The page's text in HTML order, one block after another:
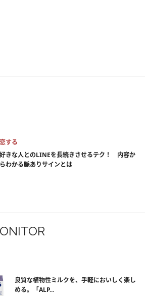
恋する
好きな人とのLINEを長続きさせるテク！ 内容か
らわかる脈ありサインとは
良質な植物性ミルクを、手軽においしく楽し
める。「ALP...